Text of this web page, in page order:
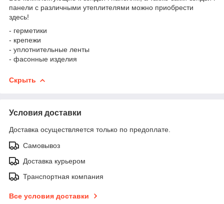
панели с различными утеплителями можно приобрести
здесь!
- герметики
- крепежи
- уплотнительные ленты
- фасонные изделия
Скрыть
Условия доставки
Доставка осуществляется только по предоплате.
Самовывоз
Доставка курьером
Транспортная компания
Все условия доставки